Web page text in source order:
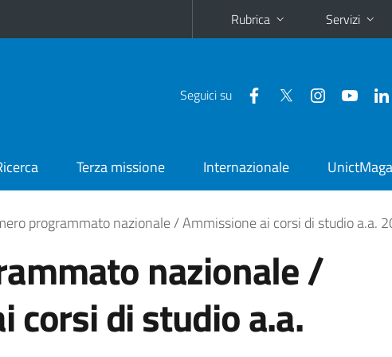
Rubrica Servizi
Seguici su
Terza missione Internazionale
programmato nazionale / Ammissione ai corsi di studio a.a.
nazionale /
corsi di studio a.a.